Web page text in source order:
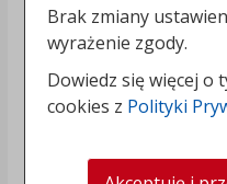
Brak zmiany
wyrażenie zgody.
Dowiedz się więcej o
cookies z Polityki